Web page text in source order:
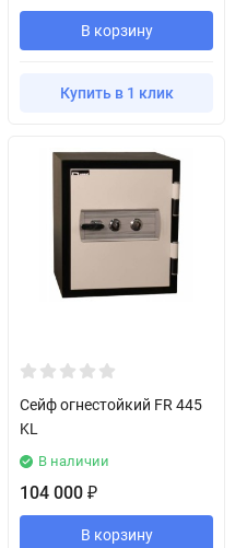
В корзину
Купить в 1 клик
Сейф огнестойкий FR 445
KL
В наличии
104 000 ₽
В корзину